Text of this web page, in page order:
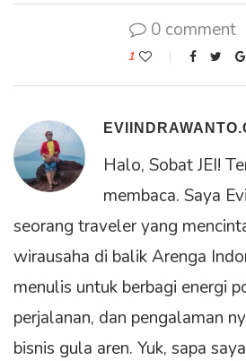
0 comment
1
Halo, Sobat JEI!
membaca. Saya
seorang traveler yang
wirausaha di balik Arenga
menulis untuk berbagi energi
perjalanan, dan pengalaman
bisnis gula aren. Yuk, sapa